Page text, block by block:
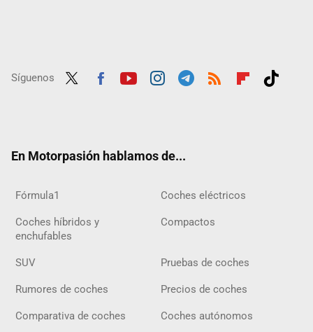
Síguenos
En Motorpasión hablamos de...
Fórmula1 Coches eléctricos
Coches híbridos y
enchufables
Compactos
SUV Pruebas de coches
Rumores de coches Precios de coches
Comparativa de coches Coches autónomos